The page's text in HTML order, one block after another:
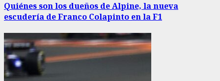
Quiénes son los dueños de Alpine, la nueva
escudería de Franco Colapinto en la F1